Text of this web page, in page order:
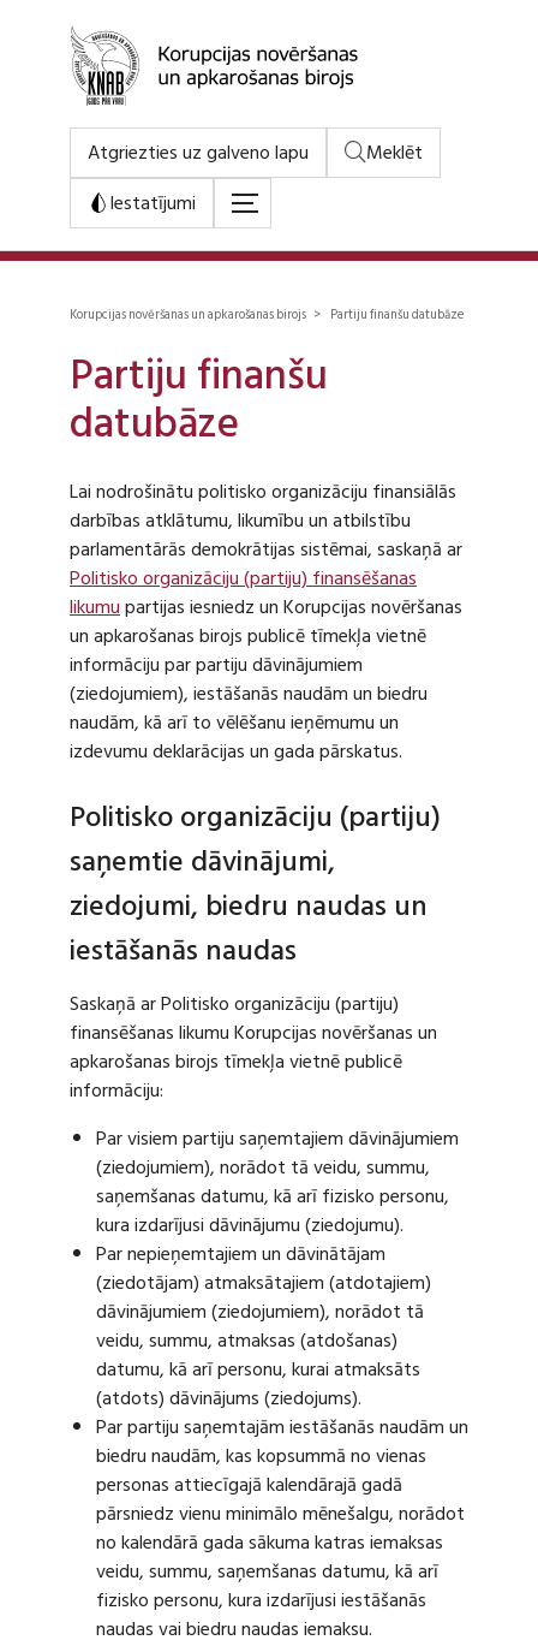
Atgriezties uz galveno lapu
Meklēt
Iestatījumi
Korupcijas novēršanas un apkarošanas birojs > Partiju finanšu datubāze
Partiju finanšu
datubāze
Lai nodrošinātu politisko organizāciju finansiālās
darbības atklātumu, likumību un atbilstību
parlamentārās demokrātijas sistēmai, saskaņā ar
Politisko organizāciju (partiju) finansēšanas
likumupartijas iesniedz un Korupcijas novēršanas
un apkarošanas birojs publicē tīmekļa vietnē
informāciju par partiju dāvinājumiem
(ziedojumiem), iestāšanās naudām un biedru
naudām, kā arī to vēlēšanu ieņēmumu un
izdevumu deklarācijas un gada pārskatus.
Politisko organizāciju (partiju)
saņemtie dāvinājumi,
ziedojumi, biedru naudas un
iestāšanās naudas
Saskaņā ar Politisko organizāciju (partiju)
finansēšanas likumu Korupcijas novēršanas un
apkarošanas birojs tīmekļa vietnē publicē
informāciju:
Par visiem partiju saņemtajiem dāvinājumiem
(ziedojumiem), norādot tā veidu, summu,
saņemšanas datumu, kā arī fizisko personu,
kura izdarījusi dāvinājumu (ziedojumu).
Par nepieņemtajiem un dāvinātājam
(ziedotājam) atmaksātajiem (atdotajiem)
dāvinājumiem (ziedojumiem), norādot tā
veidu, summu, atmaksas (atdošanas)
datumu, kā arī personu, kurai atmaksāts
(atdots) dāvinājums (ziedojums).
Par partiju saņemtajām iestāšanās naudām un
biedru naudām, kas kopsummā no vienas
personas attiecīgajā kalendārajā gadā
pārsniedz vienu minimālo mēnešalgu, norādot
no kalendārā gada sākuma katras iemaksas
veidu, summu, saņemšanas datumu, kā arī
fizisko personu, kura izdarījusi iestāšanās
naudas vai biedru naudas iemaksu.